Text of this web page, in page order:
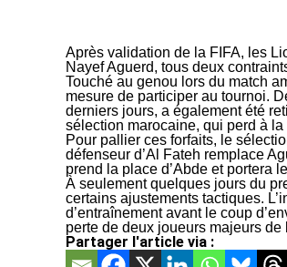
Après validation de la FIFA, les
Nayef Aguerd, tous deux
Touché au genou lors du match
mesure de participer au tournoi.
derniers jours, a également été
sélection marocaine, qui perd à
Pour pallier ces forfaits, le
défenseur d’Al Fateh remplace
prend la place d’Abde et portera
À seulement quelques jours du
certains ajustements tactiques.
d’entraînement avant le coup
perte de deux joueurs majeurs de
Partager l'article via :